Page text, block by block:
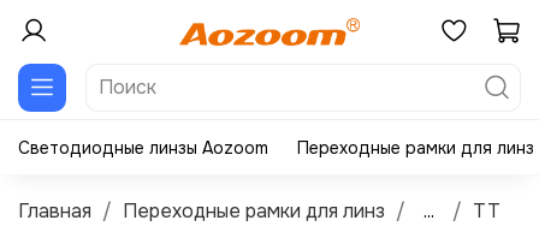
Светодиодные линзы Aozoom Переходные рамки для линз
Главная Переходные рамки для линз ... TT